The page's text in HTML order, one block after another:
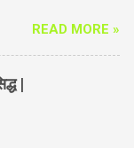
तीन वर्षाची मुदतवाढ.
शेतकऱ्यांचा समावेश
दिलासा. यापूर्वी
होती, आता ही
लागू होणार आहे.
READ MORE »
|